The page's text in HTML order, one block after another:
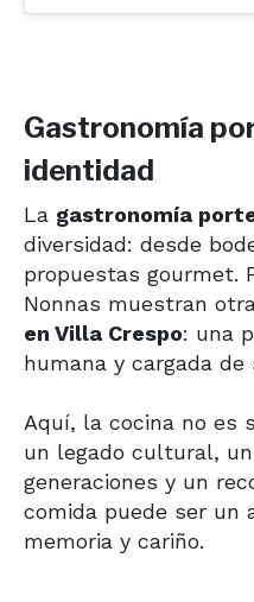
Gastronomía
identidad
La gastronomía
diversidad: desde
propuestas gourmet.
Nonnas muestran
en Villa Crespo: una
humana y cargada de
Aquí, la cocina no es
un legado cultural,
generaciones y un
comida puede ser un
memoria y cariño.